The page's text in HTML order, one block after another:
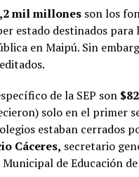
mil millonesson los
estado destinados para
en Maipú. Sin
de la SEP son
solo en el primer
estaban cerrados
Cáceres, secretario
de Educación